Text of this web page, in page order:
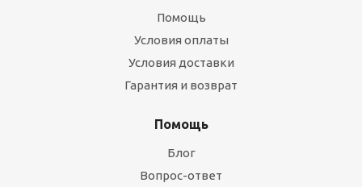
Помощь
Условия оплаты
Условия доставки
Гарантия и возврат
Помощь
Блог
Вопрос-ответ